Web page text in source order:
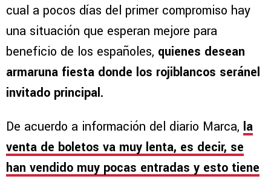
cual a pocos días del primer compromiso hay
una situación que esperan mejore para
beneficio de los españoles, quienes desean
armaruna fiesta donde los rojiblancos seránel
invitado principal.
De acuerdo a información del diario Marca, la
venta de boletos va muy lenta, es decir, se
han vendido muy pocas entradas y esto tiene